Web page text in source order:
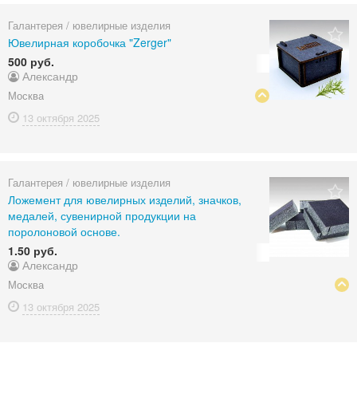
Галантерея / ювелирные изделия
Ювелирная коробочка "Zerger"
500 руб.
Александр
Москва
13 октября 2025
Галантерея / ювелирные изделия
Ложемент для ювелирных изделий, значков,
медалей, сувенирной продукции на
поролоновой основе.
1.50 руб.
Александр
Москва
13 октября 2025